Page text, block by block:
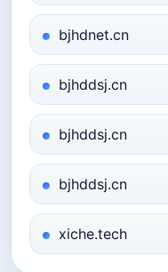
bjhdnet.cn
bjhddsj.cn
bjhddsj.cn
bjhddsj.cn
xiche.tech